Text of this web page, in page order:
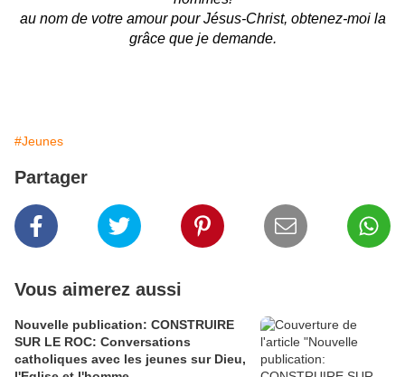
au nom de votre amour pour Jésus-Christ, obtenez-moi la
grâce que je demande.
#Jeunes
Partager
Vous aimerez aussi
Nouvelle publication: CONSTRUIRE
SUR LE ROC: Conversations
catholiques avec les jeunes sur Dieu,